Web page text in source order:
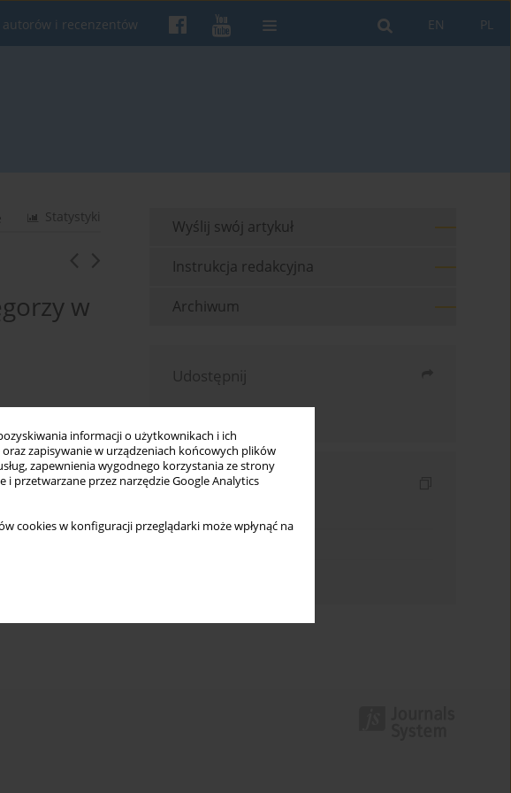
informacji o użytkownikach i ich
zapisywanie w urządzeniach końcowych plików
zapewnienia wygodnego korzystania ze strony
i przetwarzane przez narzędzie Google Analytics
cookies w konfiguracji przeglądarki może wpłynąć na
PL
EN
autorów i recenzentów
Statystyki
w
Wyślij swój artykuł
Instrukcja redakcyjna
Archiwum
Udostępnij
Indeksy